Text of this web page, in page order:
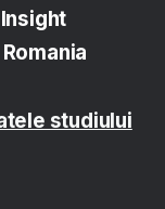
studiului